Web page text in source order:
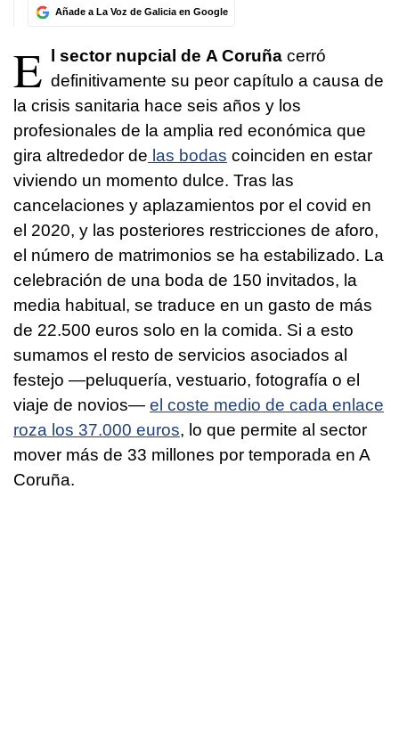
Añade a La Voz de Galicia en Google
E l sector nupcial de A Coruña cerró
definitivamente su peor capítulo a causa de
la crisis sanitaria hace seis años y los
profesionales de la amplia red económica que
gira altrededor de las bodas coinciden en estar
viviendo un momento dulce. Tras las
cancelaciones y aplazamientos por el covid en
el 2020, y las posteriores restricciones de aforo,
el número de matrimonios se ha estabilizado. La
celebración de una boda de 150 invitados, la
media habitual, se traduce en un gasto de más
de 22.500 euros solo en la comida. Si a esto
sumamos el resto de servicios asociados al
festejo —peluquería, vestuario, fotografía o el
viaje de novios— el coste medio de cada enlace
roza los 37.000 euros, lo que permite al sector
mover más de 33 millones por temporada en A
Coruña.